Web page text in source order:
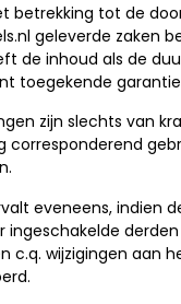
betrekking tot de
geleverde zaken
de inhoud als de
toegekende
zijn slechts van
corresponderend
eveneens, indien
ingeschakelde derden
c.q. wijzigingen aan